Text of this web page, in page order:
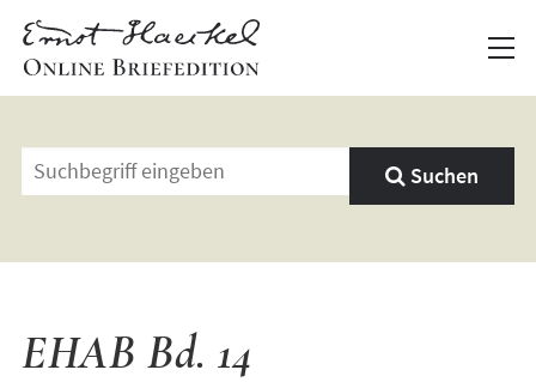
Geben
Sie
Suchbegriff
Suchen
EHAB Bd. 14